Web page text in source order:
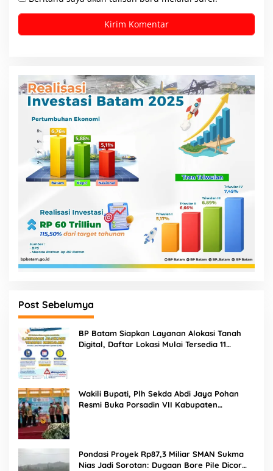
Post Sebelumya
BP Batam Siapkan Layanan Alokasi Tanah
Digital, Daftar Lokasi Mulai Tersedia 11
Wakili Bupati, Plh Sekda Abdi Jaya Pohan
Resmi Buka Porsadin VII Kabupaten
Pondasi Proyek Rp87,3 Miliar SMAN Sukma
Nias Jadi Sorotan: Dugaan Bore Pile Dicor